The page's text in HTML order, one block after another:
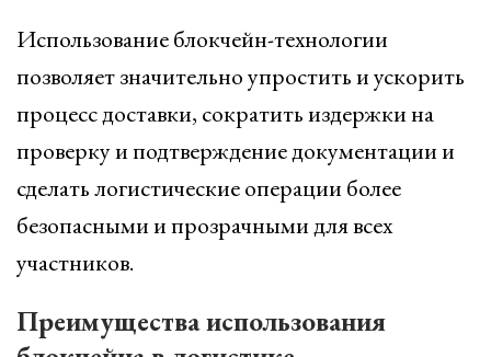
Использование блокчейн-технологии
позволяет значительно упростить и ускорить
процесс доставки, сократить издержки на
проверку и подтверждение документации и
сделать логистические операции более
безопасными и прозрачными для всех
участников.
Преимущества использования